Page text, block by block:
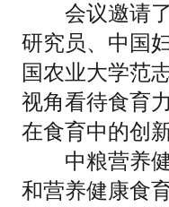
会议邀请了
研究员、中国
国农业大学范
视角看待食育
在食育中的创
中粮营养健
和营养健康食